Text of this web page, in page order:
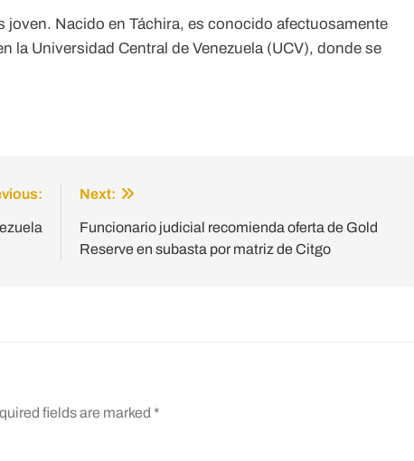
joven. Nacido en Táchira, es conocido afectuosamente
la Universidad Central de Venezuela (UCV), donde se
Next:
Funcionario judicial recomienda oferta de Gold
Reserve en subasta por matriz de Citgo
fields are marked *